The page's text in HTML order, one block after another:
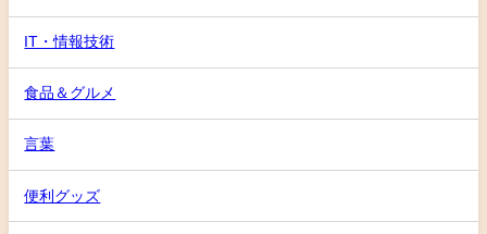
IT・情報技術
食品＆グルメ
言葉
便利グッズ